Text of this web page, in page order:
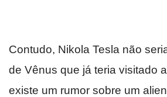
Contudo, Nikola Tesla não
de Vênus que já teria visitado
existe um rumor sobre um